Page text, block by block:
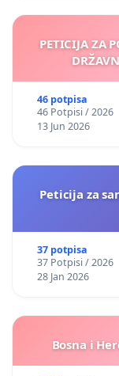
PETICIJA ZA
46 potpisa
46 Potpisi / 2026
13 Jun 2026
Peticija za
37 potpisa
37 Potpisi / 2026
28 Jan 2026
Bosna i